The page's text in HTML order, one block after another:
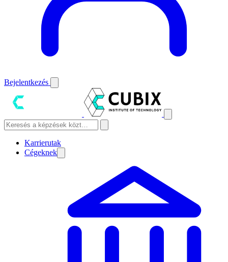
Bejelentkezés
Karrierutak
Cégeknek